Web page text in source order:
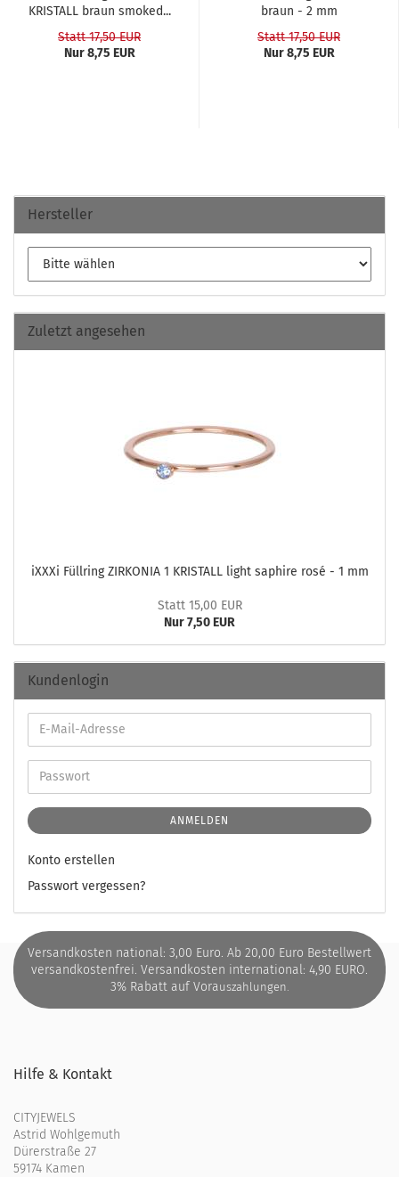
KRIS­TALL braun smo­ked...
Statt 17,50 EUR
Nur 8,75 EUR
braun - 2 mm
Statt 17,50 EUR
Nur 8,75 EUR
Hersteller
Zuletzt angesehen
iXXXi Füll­ring ZIR­KO­NIA 1 KRIS­TALL light sa­phi­re rosé - 1 mm
Statt 15,00 EUR
Nur 7,50 EUR
Kundenlogin
ANMELDEN
Konto erstellen
Passwort vergessen?
Versandkosten national: 3,00 Euro. Ab 20,00 Euro Bestellwert
versandkostenfrei. Versandkosten international: 4,90 EURO.
3% Rabatt auf Vorauszahlungen.
Hilfe & Kontakt
CITYJEWELS
Astrid Wohlgemuth
Dürerstraße 27
59174 Kamen